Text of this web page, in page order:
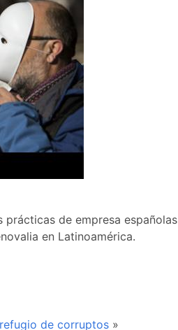
prácticas de empresa españolas
en Latinoamérica.
de corruptos »